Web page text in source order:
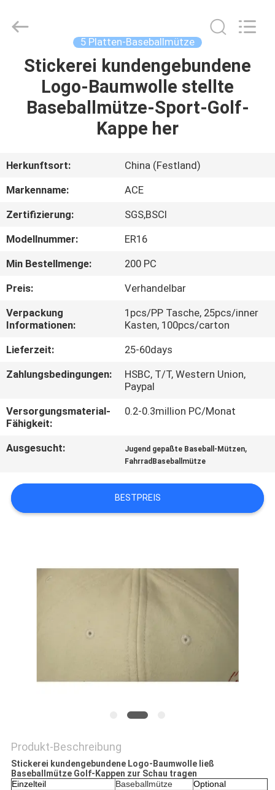
HAUS
PRODUKTE
UNS
AUSFLUG
QUALITÄTSKONTROLLE
TRETEN
SIE
MIT
UNS
VERBINDUNG
NACHRICHTEN
FÄLLE
PRIVACY
POLICY
Ltd..
5 Platten-Baseballmütze
Stickerei kundengebundene
Logo-Baumwolle stellte
Baseballmütze-Sport-Golf-
Kappe her
Herkunftsort:
China (Festland)
Markenname:
ACE
Zertifizierung:
SGS,BSCI
Modellnummer:
ER16
Min Bestellmenge:
200 PC
Preis:
Verhandelbar
Verpackung
Informationen:
1pcs/PP Tasche, 25pcs/inner
Kasten, 100pcs/carton
Lieferzeit:
25-60days
Zahlungsbedingungen:
HSBC, T/T, Western Union,
Paypal
Versorgungsmaterial-
Fähigkeit:
0.2-0.3million PC/Monat
Ausgesucht: Jugend gepaßte Baseball-Mützen,
FahrradBaseballmütze
BESTPREIS
Produkt-Beschreibung
Stickerei kundengebundene Logo-Baumwolle ließ
Baseballmütze Golf-Kappen zur Schau tragen
Einzelteil
Baseballmütze Optional